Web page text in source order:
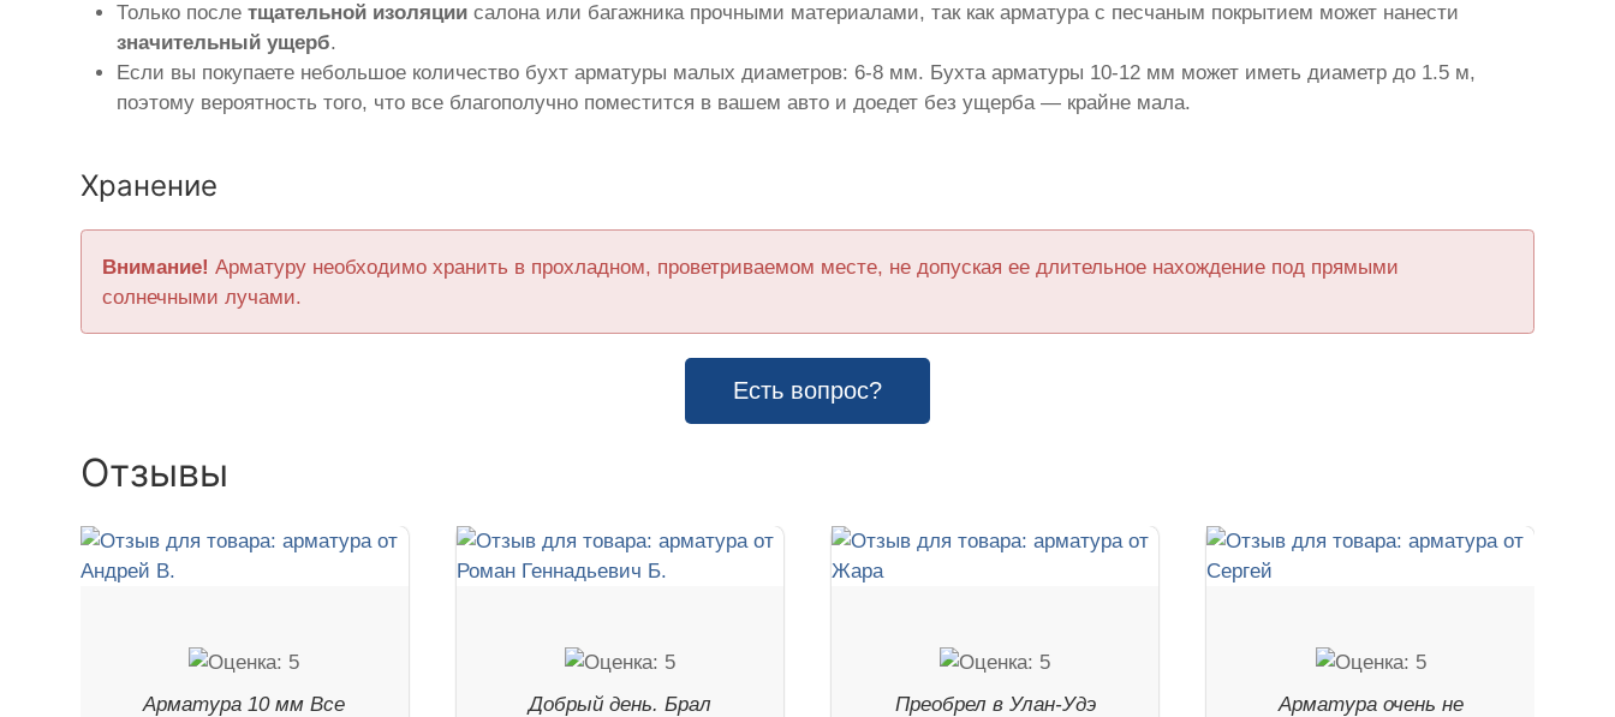
Только послетщательной изоляции салона или багажника прочными материалами, так как арматура с песчаным покрытием может нанести
значительный ущерб.
Если вы покупаете небольшое количество бухт арматуры малых диаметров: 6-8 мм. Бухта арматуры 10-12 мм может иметь диаметр до 1.5 м,
поэтому вероятность того, что все благополучно поместится в вашем авто и доедет без ущерба — крайне мала.
Хранение
Внимание! Арматуру необходимо хранить в прохладном, проветриваемом месте, не допуская ее длительное нахождение под прямыми
солнечными лучами.
Есть вопрос?
Отзывы
Арматура 10 мм Все
Добрый день. Брал
Преобрел в Улан-Удэ
Арматура очень не